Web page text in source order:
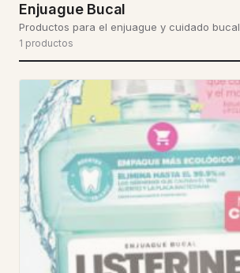
Enjuague Bucal
Productos para el enjuague y cuidado bucal
1 productos